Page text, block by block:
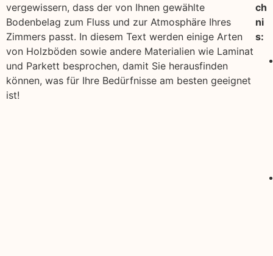
vergewissern, dass der von Ihnen gewählte
Bodenbelag zum Fluss und zur Atmosphäre Ihres
Zimmers passt. In diesem Text werden einige Arten
von Holzböden sowie andere Materialien wie Laminat
und Parkett besprochen, damit Sie herausfinden
können, was für Ihre Bedürfnisse am besten geeignet
ist!
ch
ni
s: